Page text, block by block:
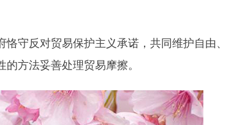
反对贸易保护主义承诺，共同维护自由、
方法妥善处理贸易摩擦。